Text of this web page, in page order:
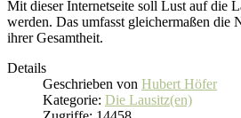
Mit dieser Internetseite soll Lust auf die
werden. Das umfasst gleichermaßen die
ihrer Gesamtheit.
Details
Geschrieben von Hubert Höfer
Kategorie: Die Lausitz(en)